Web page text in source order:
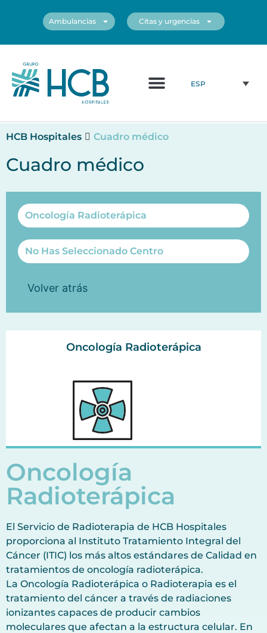
Ambulancias Citas y urgencias
ESP
HCB Hospitales Cuadro médico
Cuadro médico
Oncología Radioterápica
No Has Seleccionado Centro
Volver atrás
Oncología Radioterápica
Oncología
Radioterápica
El Servicio de Radioterapia de HCB Hospitales
proporciona al Instituto Tratamiento Integral del
Cáncer (ITIC) los más altos estándares de Calidad en
tratamientos de oncología radioterápica.
La Oncología Radioterápica o Radioterapia es el
tratamiento del cáncer a través de radiaciones
ionizantes capaces de producir cambios
moleculares que afectan a la estructura celular. En